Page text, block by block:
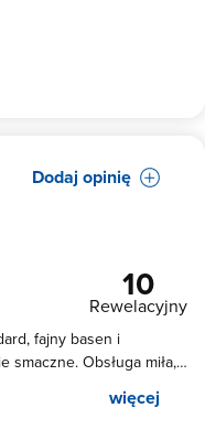
Dodaj opinię
10
Rewelacyjny
fajny basen i
smaczne. Obsługa miła,
więcej